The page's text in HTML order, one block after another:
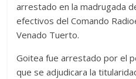
arrestado en la madrugada
efectivos del Comando
Venado Tuerto.
Goitea fue arrestado por el
que se adjudicara la